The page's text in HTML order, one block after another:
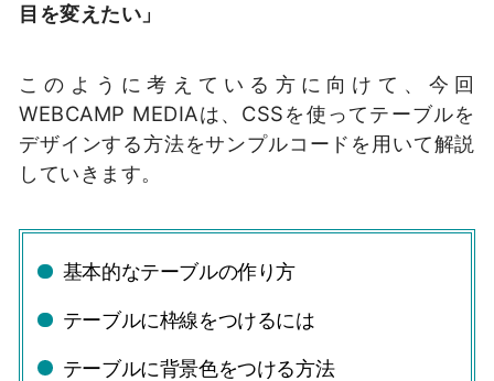
目を変えたい」
このように考えている方に向けて、今回
WEBCAMP MEDIAは、CSSを使ってテーブルを
デザインする方法をサンプルコードを用いて解説
していきます。
基本的なテーブルの作り方
テーブルに枠線をつけるには
テーブルに背景色をつける方法